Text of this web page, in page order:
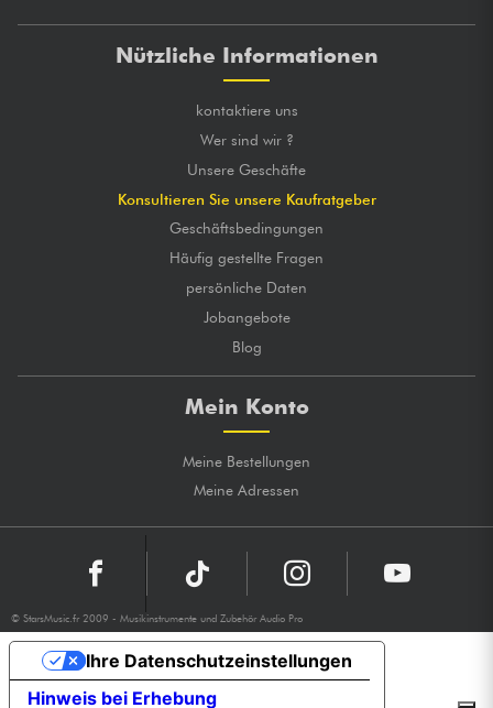
Nützliche Informationen
kontaktiere uns
Wer sind wir ?
Unsere Geschäfte
Konsultieren Sie unsere Kaufratgeber
Geschäftsbedingungen
Häufig gestellte Fragen
persönliche Daten
Jobangebote
Blog
Mein Konto
Meine Bestellungen
Meine Adressen
© StarsMusic.fr 2009 - Musikinstrumente und Zubehör Audio Pro
Hinweis bei Erhebung
Ihre Datenschutzeinstellungen